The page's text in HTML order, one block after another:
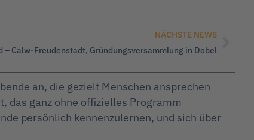
NÄCHSTE NEWS
– Calw-Freudenstadt, Gründungsversammlung in Dobel
an, die gezielt Menschen ansprechen
das ganz ohne offizielles Programm
persönlich kennenzulernen, und sich über